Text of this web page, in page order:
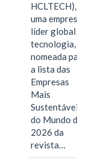
HCLTECH),
uma empresa
líder global em
tecnologia, foi
nomeada para
a lista das
Empresas
Mais
Sustentáveis
do Mundo de
2026 da
revista…